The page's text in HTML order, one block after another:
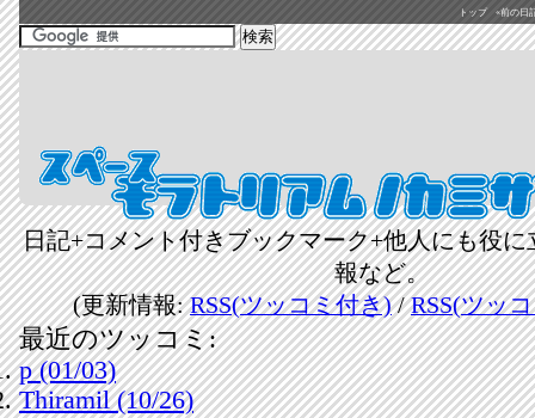
トップ «前の日
日記+コメント付きブックマーク+他人にも役
報など。
(更新情報:RSS(ツッコミ付き)/RSS(ツッ
最近のツッコミ:
p (01/03)
Thiramil (10/26)